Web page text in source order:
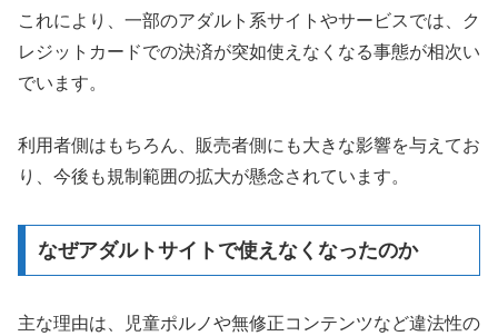
これにより、一部のアダルト系サイトやサービスでは、ク
レジットカードでの決済が突如使えなくなる事態が相次い
でいます。
利用者側はもちろん、販売者側にも大きな影響を与えてお
り、今後も規制範囲の拡大が懸念されています。
なぜアダルトサイトで使えなくなったのか
主な理由は、児童ポルノや無修正コンテンツなど違法性の